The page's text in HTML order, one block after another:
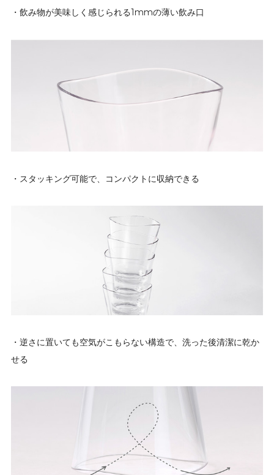
・飲み物が美味しく感じられる1mmの薄い飲み口
・スタッキング可能で、コンパクトに収納できる
・逆さに置いても空気がこもらない構造で、洗った後清潔に乾か
せる